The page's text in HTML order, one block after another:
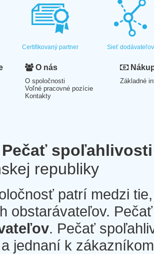
Certifikovaný partner Sieť dodávateľov
O nás
O spoločnosti
Voľné pracovné pozície
Kontakty
Základné
Pečať spoľahlivosti
republiky
patrí medzi
obstarávateľov.
. Pečať
jednaní k